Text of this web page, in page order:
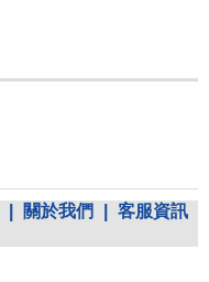
關於我們
客服資訊